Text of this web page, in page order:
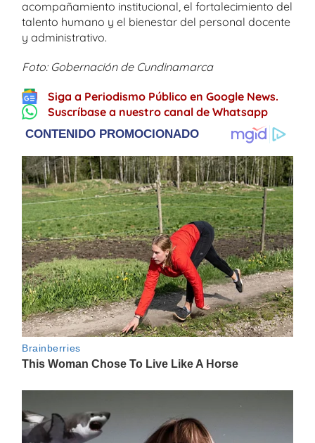
acompañamiento institucional, el fortalecimiento del
talento humano y el bienestar del personal docente
y administrativo.
Foto: Gobernación de Cundinamarca
Siga a Periodismo Público en Google News.
Suscríbase a nuestro canal de Whatsapp